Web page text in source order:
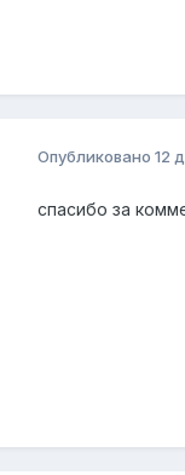
Опубликовано 12
спасибо за